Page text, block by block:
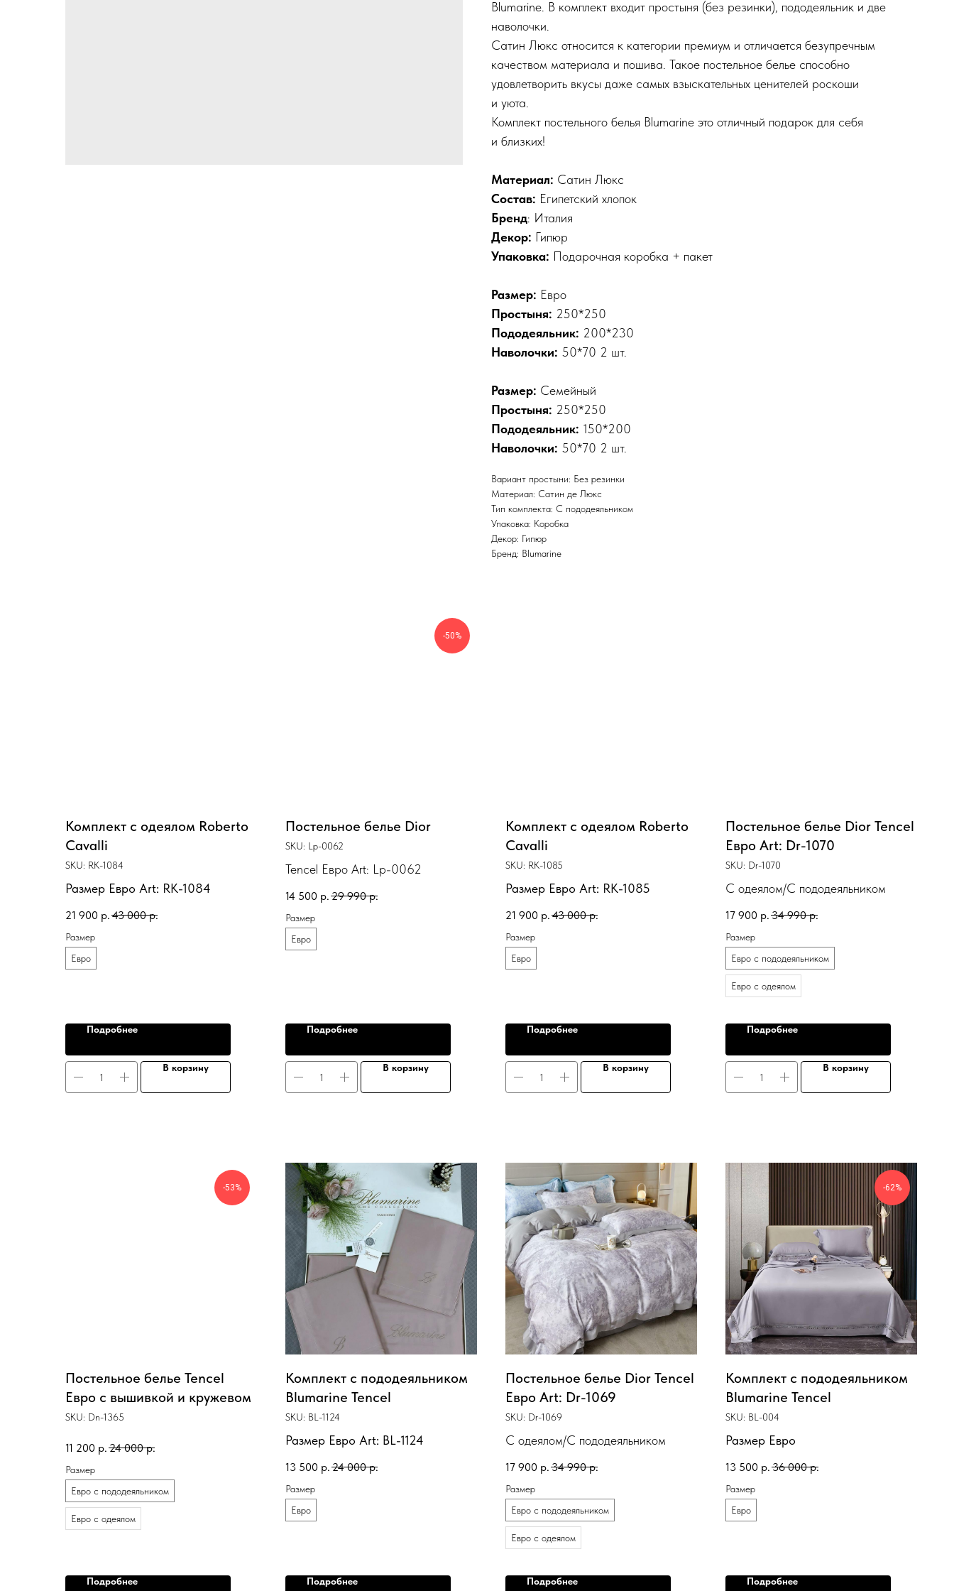
Blumarine. В комплект входит простыня (без резинки), пододеяльник и две
наволочки.
Сатин Люкс относится к категории премиум и отличается безупречным
качеством материала и пошива. Такое постельное белье способно
удовлетворить вкусы даже самых взыскательных ценителей роскоши
и уюта.
Комплект постельного белья Blumarine это отличный подарок для себя
и близких!
Материал: Сатин Люкс
Состав: Египетский хлопок
Бренд: Италия
Декор: Гипюр
Упаковка: Подарочная коробка + пакет
Размер: Евро
Простыня: 250*250
Пододеяльник: 200*230
Наволочки: 50*70 2 шт.
Размер: Семейный
Простыня: 250*250
Пододеяльник: 150*200
Наволочки: 50*70 2 шт.
Вариант простыни: Без резинки
Материал: Сатин де Люкс
Тип комплекта: С пододеяльником
Упаковка: Коробка
Декор: Гипюр
Бренд: Blumarine
Комплект с одеялом Roberto
Cavalli
SKU: RK-1084
Размер Евро Art: RK-1084
21 900 р. 43 000 р.
Размер
Евро
Подробнее
В корзину
-50%
Постельное белье Dior
SKU: Lp-0062
Tencel Евро Art: Lp-0062
14 500 р. 29 990 р.
Размер
Евро
Подробнее
В корзину
Комплект с одеялом Roberto
Cavalli
SKU: RK-1085
Размер Евро Art: RK-1085
21 900 р. 43 000 р.
Размер
Евро
Подробнее
В корзину
Постельное белье Dior Tencel
Евро Art: Dr-1070
SKU: Dr-1070
С одеялом/С пододеяльником
17 900 р. 34 990 р.
Размер
Евро с пододеяльником
Евро с одеялом
Подробнее
В корзину
-53%
Постельное белье Tencel
Евро с вышивкой и кружевом
SKU: Dn-1365
11 200 р. 24 000 р.
Размер
Евро с пододеяльником
Евро с одеялом
Подробнее
Комплект с пододеяльником
Blumarine Tencel
SKU: BL-1124
Размер Евро Art: BL-1124
13 500 р. 24 000 р.
Размер
Евро
Подробнее
Постельное белье Dior Tencel
Евро Art: Dr-1069
SKU: Dr-1069
С одеялом/С пододеяльником
17 900 р. 34 990 р.
Размер
Евро с пододеяльником
Евро с одеялом
Подробнее
-62%
Комплект с пододеяльником
Blumarine Tencel
SKU: BL-004
Размер Евро
13 500 р. 36 000 р.
Размер
Евро
Подробнее